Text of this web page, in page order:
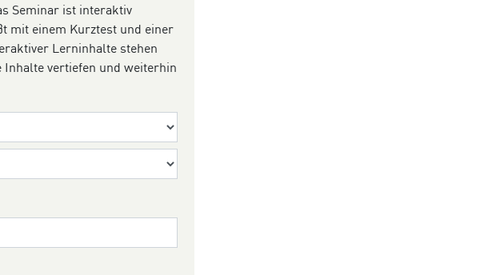
Seminar ist interaktiv
mit einem Kurztest und einer
Lerninhalte stehen
Inhalte vertiefen und weiterhin